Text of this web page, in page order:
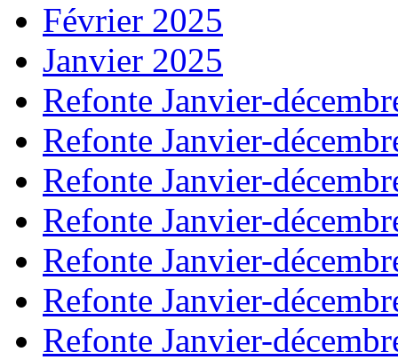
Février 2025
Janvier 2025
Refonte Janvier-
Refonte Janvier-
Refonte Janvier-
Refonte Janvier-
Refonte Janvier-
Refonte Janvier-
Refonte Janvier-